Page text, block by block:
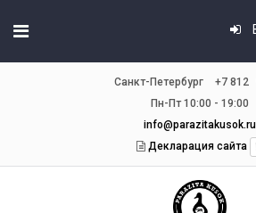
Санкт-Петербург +7 812
Пн-Пт 10:00 - 19:00
info@parazitakusok.ru
Декларация сайта